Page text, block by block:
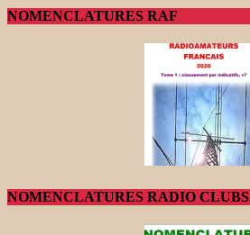
NOMENCLATURES RAF
NOMENCLATURES RADIO CLUBS